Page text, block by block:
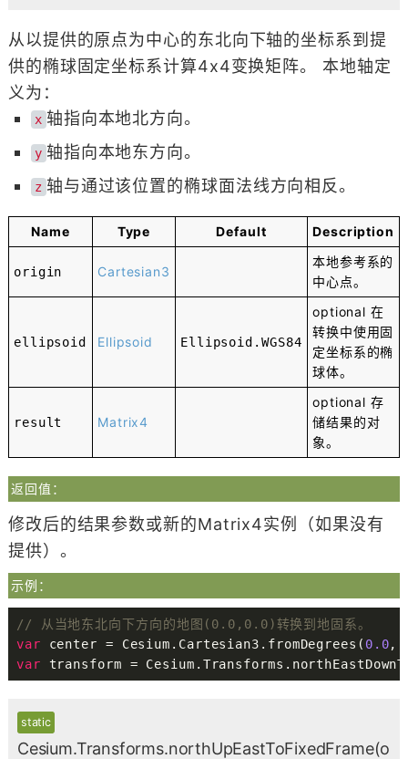
从以提供的原点为中心的东北向下轴的坐标系到提
供的椭球固定坐标系计算4x4变换矩阵。 本地轴定
义为：
x 轴指向本地北方向。
y 轴指向本地东方向。
z 轴与通过该位置的椭球面法线方向相反。
Name Type Default Description
origin Cartesian3
本地参考系的
中心点。
ellipsoid Ellipsoid Ellipsoid . WGS84
optional 在
转换中使用固
定坐标系的椭
球体。
result Matrix4
optional 存
储结果的对
象。
返回值：
修改后的结果参数或新的Matrix4实例（如果没有
提供）。
示例：
// 从当地东北向下方向的地图(0.0,0.0)转换到地固系。
var center = Cesium . Cartesian3 . fromDegrees ( 0.0,
var transform = Cesium . Transforms .
static
Cesium.Transforms.northUpEastToFixedFrame(o